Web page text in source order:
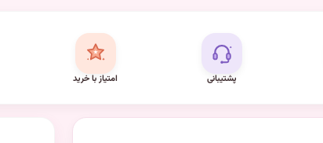
پشتیبانی امتیاز با خرید